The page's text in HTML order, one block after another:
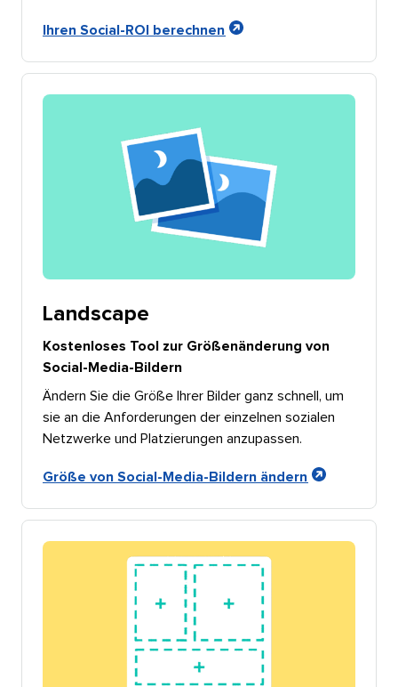
Ihren Social-ROI berechnen​​
Landscape​​
Kostenloses Tool zur Größenänderung von
Social-Media-Bildern​​
Ändern Sie die Größe Ihrer Bilder ganz schnell, um
sie an die Anforderungen der einzelnen sozialen
Netzwerke und Platzierungen anzupassen.​​
Größe von Social-Media-Bildern ändern​​